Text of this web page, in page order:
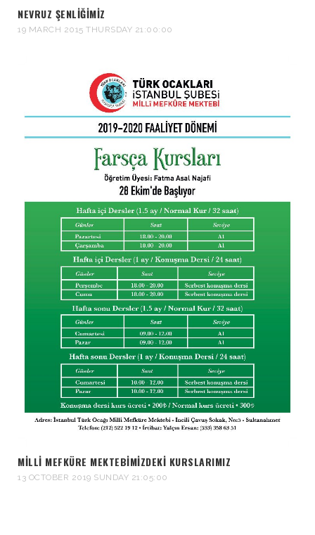
NEVRUZ ŞENLIĞIMIZ
19 MARCH 2015 THURSDAY 21:00:00
MILLI MEFKÜRE MEKTEBIMIZDEKI KURSLARIMIZ
13 OCTOBER 2019 SUNDAY 21:05:00